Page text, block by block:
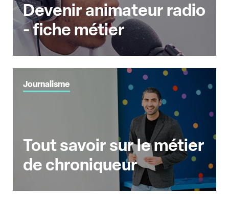
Devenir animateur radio
- fiche métier
Journalisme
Tout savoir sur le métier
de chroniqueur